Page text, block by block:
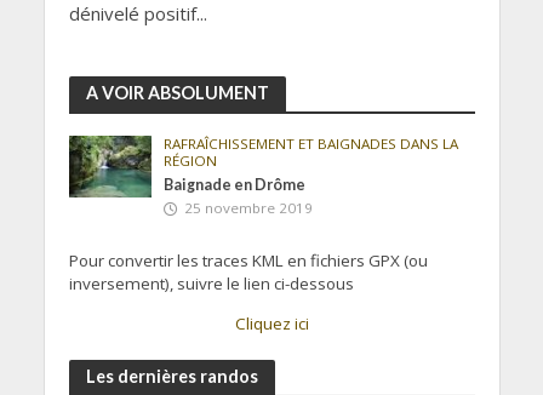
dénivelé positif...
A VOIR ABSOLUMENT
RAFRAÎCHISSEMENT ET BAIGNADES DANS LA
RÉGION
Baignade en Drôme
25 novembre 2019
Pour convertir les traces KML en fichiers GPX (ou
inversement), suivre le lien ci-dessous
Cliquez ici
Les dernières randos